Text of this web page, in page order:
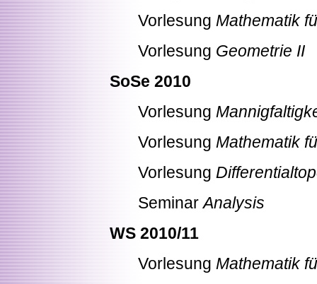
Vorlesung Mathematik
Vorlesung Geometrie II
SoSe 2010
Vorlesung
Vorlesung Mathematik
Vorlesung
SeminarAnalysis
WS 2010/11
Vorlesung Mathematik